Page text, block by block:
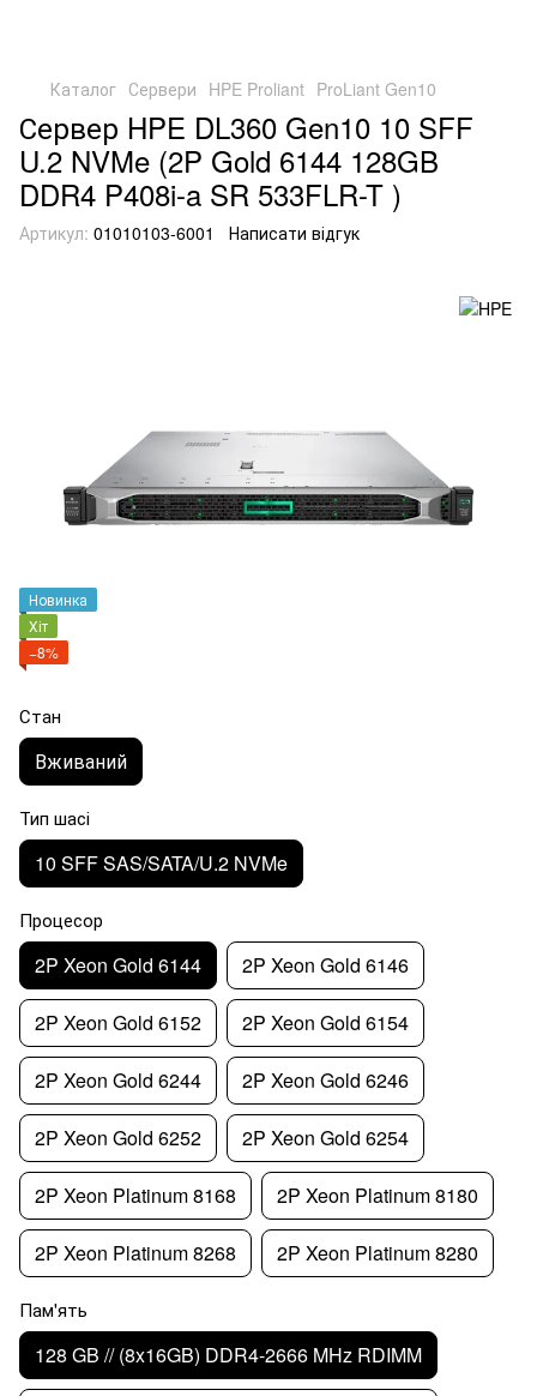
Каталог Сервери HPE Proliant ProLiant Gen10
Сервер HPE DL360 Gen10 10 SFF
U.2 NVMe (2P Gold 6144 128GB
DDR4 P408i-a SR 533FLR-T )
Артикул: 01010103-6001 Написати відгук
Новинка
Хіт
−8%
Стан
Вживаний
Тип шасі
10 SFF SAS/SATA/U.2 NVMe
Процесор
2P Xeon Gold 6144 2P Xeon Gold 6146
2P Xeon Gold 6152 2P Xeon Gold 6154
2P Xeon Gold 6244 2P Xeon Gold 6246
2P Xeon Gold 6252 2P Xeon Gold 6254
2P Xeon Platinum 8168 2P Xeon Platinum 8180
2P Xeon Platinum 8268 2P Xeon Platinum 8280
Пам'ять
128 GB // (8x16GB) DDR4-2666 MHz RDIMM